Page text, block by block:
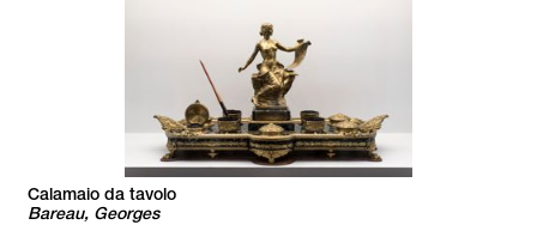
Calamaio da tavolo
Bareau, Georges